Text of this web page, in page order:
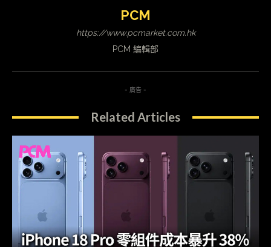
PCM
https://www.pcmarket.com.hk
PCM 編輯部
- 廣告 -
Related Articles